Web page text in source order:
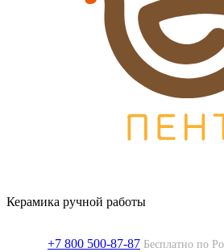
Керамика ручной работы
+7 800 500-87-87 Бесплатно по